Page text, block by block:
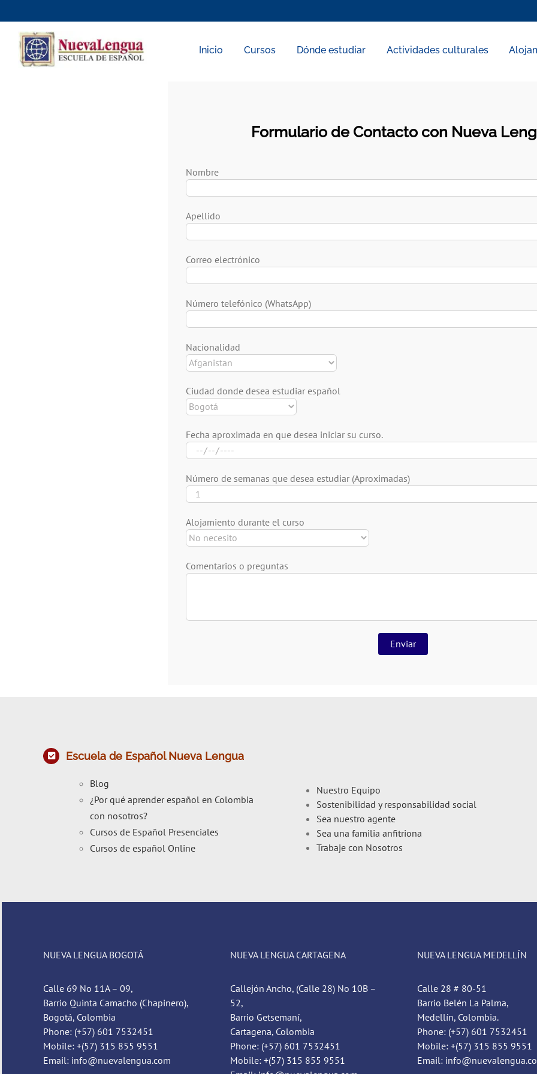
to
content
Inicio Cursos Dónde estudiar Actividades culturales
Formulario de Contacto con Nueva
Nombre
Apellido
Correo electrónico
Número telefónico (WhatsApp)
Nacionalidad
Ciudad donde desea estudiar español
Fecha aproximada en que desea iniciar su curso.
Número de semanas que desea estudiar (Aproximadas)
Alojamiento durante el curso
Comentarios o preguntas
Escuela de Español Nueva Lengua
Blog
¿Por qué aprender español en Colombia
con nosotros?
Cursos de Español Presenciales
Cursos de español Online
Nuestro Equipo
Sostenibilidad y responsabilidad social
Sea nuestro agente
Sea una familia anfitriona
Trabaje con Nosotros
NUEVA LENGUA BOGOTÁ
Calle 69 No 11A – 09,
Barrio Quinta Camacho (Chapinero),
Bogotá, Colombia
Phone: (+57) 601 7532451
Mobile: +(57) 315 855 9551
Email: info@nuevalengua.com
NUEVA LENGUA CARTAGENA
Callejón Ancho, (Calle 28) No 10B –
52,
Barrio Getsemaní,
Cartagena, Colombia
Phone: (+57) 601 7532451
Mobile: +(57) 315 855 9551
NUEVA LENGUA MEDELLÍN
Calle 28 # 80-51
Barrio Belén La Palma,
Medellín, Colombia.
Phone: (+57) 601 7532451
Mobile: +(57) 315 855 9551
Email: